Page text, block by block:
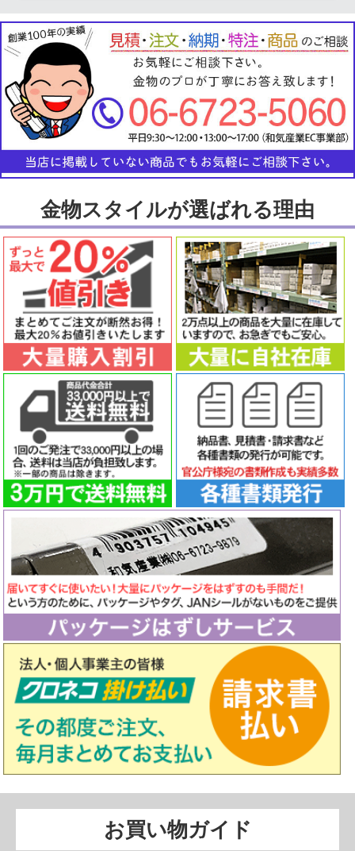
金物スタイルが選ばれる理由
お買い物ガイド